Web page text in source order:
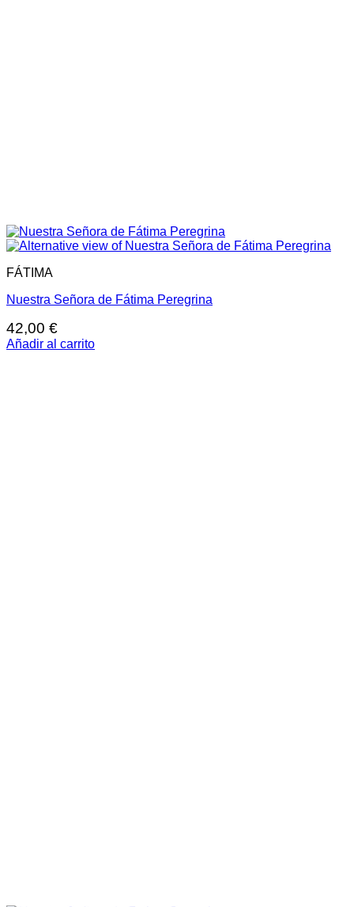
FÁTIMA
Nuestra Señora de Fátima Peregrina
42,00 €
Añadir al carrito